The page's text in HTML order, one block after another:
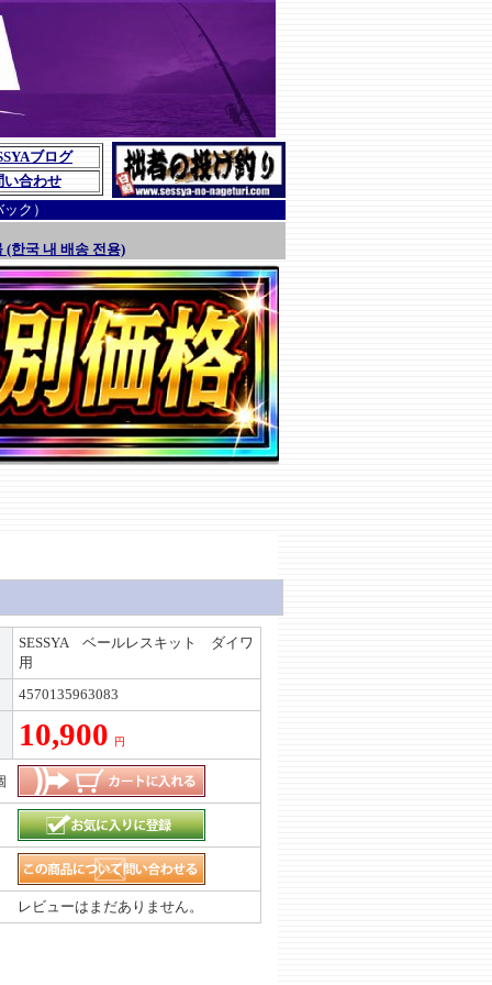
ブログ
い合わせ
ク）
(한국 내 배송 전용)
SESSYA ベールレスキット ダイワ
用
4570135963083
10,900 円
レビューはまだありません。